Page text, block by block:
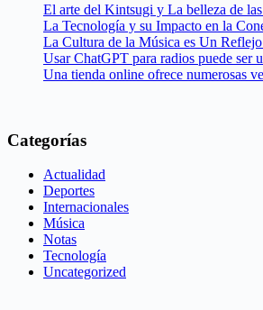
El arte del Kintsugi y La belleza de
La Tecnología y su Impacto en la
La Cultura de la Música es Un
Usar ChatGPT para radios puede ser
Una tienda online ofrece numerosas
Categorías
Actualidad
Deportes
Internacionales
Música
Notas
Tecnología
Uncategorized